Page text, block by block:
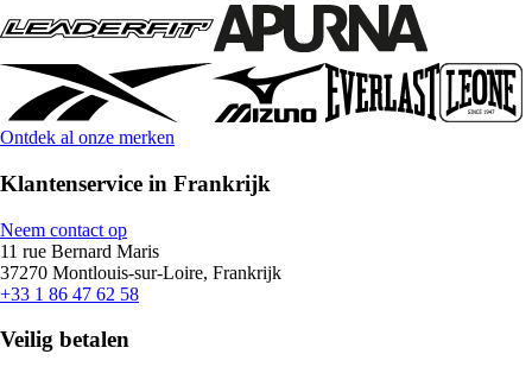
Ontdek al onze merken
Klantenservice in Frankrijk
Neem contact op
11 rue Bernard Maris
37270 Montlouis-sur-Loire, Frankrijk
+33 1 86 47 62 58
Veilig betalen